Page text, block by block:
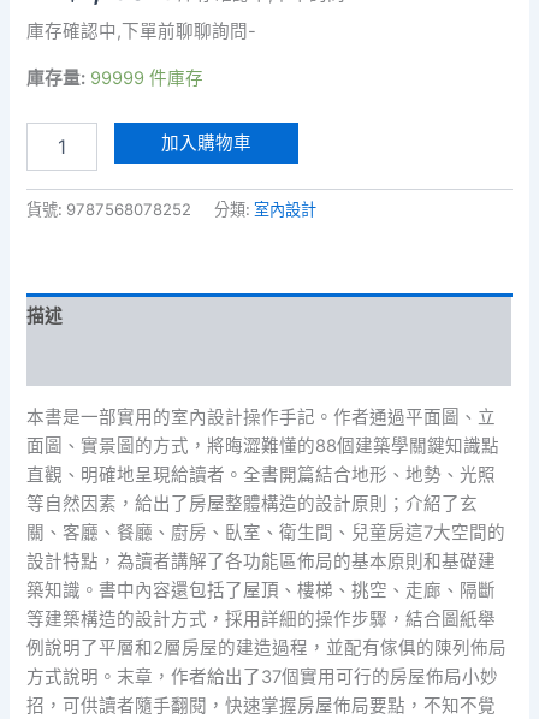
庫存確認中,下單前聊聊詢問-
庫存量: 99999 件庫存
設
全
圖
加入購物車
貨號: 9787568078252 分類: 室內設計
描述
本書是一部實用的室內設計操作手記。作者通過平面圖、立
面圖、實景圖的方式，將晦澀難懂的88個建築學關鍵知識點
直觀、明確地呈現給讀者。全書開篇結合地形、地勢、光照
等自然因素，給出了房屋整體構造的設計原則；介紹了玄
關、客廳、餐廳、廚房、臥室、衛生間、兒童房這7大空間的
設計特點，為讀者講解了各功能區佈局的基本原則和基礎建
築知識。書中內容還包括了屋頂、樓梯、挑空、走廊、隔斷
等建築構造的設計方式，採用詳細的操作步驟，結合圖紙舉
例說明了平層和2層房屋的建造過程，並配有傢俱的陳列佈局
方式說明。末章，作者給出了37個實用可行的房屋佈局小妙
招，可供讀者隨手翻閱，快速掌握房屋佈局要點，不知不覺